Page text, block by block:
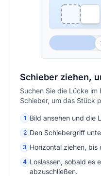
Schieber ziehen,
Suchen Sie die Lücke im
Schieber, um das Stück
1 Bild ansehen und die
2 Den Schiebergriff
3 Horizontal ziehen,
4 Loslassen, sobald es
abzuschließen.